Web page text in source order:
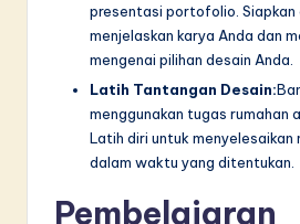
presentasi portofolio. Siapkan
menjelaskan karya Anda dan
mengenai pilihan desain Anda.
Latih Tantangan Desain:
menggunakan tugas rumahan
Latih diri untuk
dalam waktu yang ditentukan.
Pembelajaran